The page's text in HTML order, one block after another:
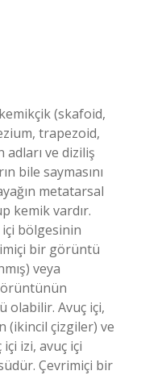
(skafoid,
trapezoid,
adları ve diziliş
bile saymasını
metatarsal
kemik vardır.
içi bölgesinin
bir görüntü
veya
olabilir. Avuç içi,
(ikincil çizgiler) ve
izi, avuç içi
Çevrimiçi bir